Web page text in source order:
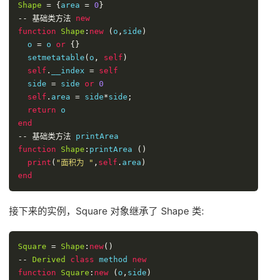
Shape = { area = 0 }
--
基础类方法 new
function
Shape : new ( o , side )
  o
= o or {}
  setmetatable
( o , self )
self . __index = self
  side
= side or 0
self . area = side*side ;
return
end
--
基础类方法
function
Shape : printArea
()
print ( "面积为 " , self . area )
end
接下来的实例，Square 对象继承了 Shape 类:
Square = Shape : new()
--
Derived class method new
function
Square : new ( o , side )